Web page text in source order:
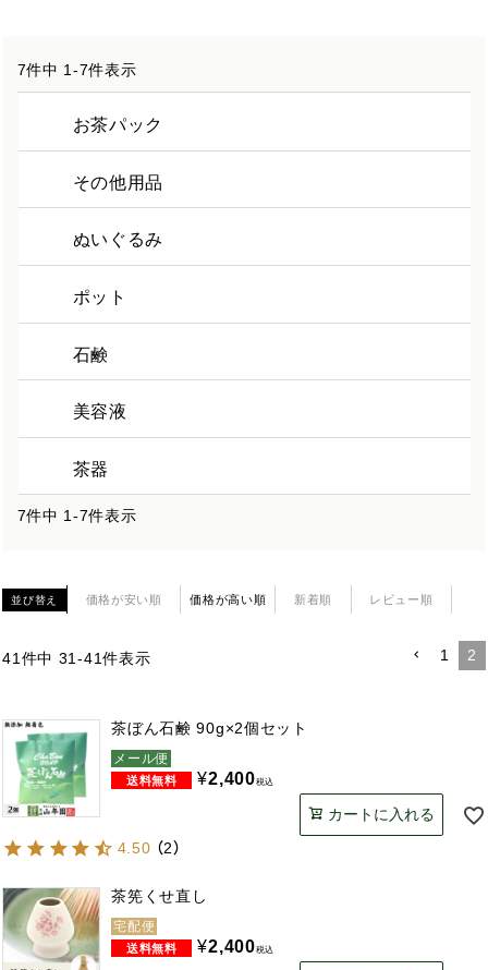
7件中 1-7件表示
お茶パック
その他用品
ぬいぐるみ
ポット
石鹸
美容液
茶器
7件中 1-7件表示
並び替え 価格が安い順 価格が高い順 新着順 レビュー順
41 件中 31-41件表示 1 2
茶ぼん石鹸 90g×2個セット
メール便
¥2,400税込
カートに入れる
4.50 （2）
茶筅くせ直し
宅配便
¥2,400税込